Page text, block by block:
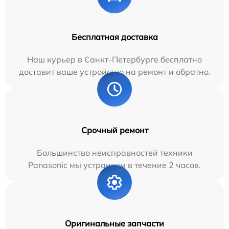
Бесплатная доставка
Наш курьер в Санкт-Петербурге бесплатно
доставит ваше устройство на ремонт и обратно.
Срочный ремонт
Большинство неисправностей техники
Panasonic мы устраняем в течение 2 часов.
Оригинальные запчасти